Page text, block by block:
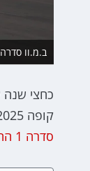
ב.מ.וו סדרה 2 גראן קופה 2025 החדשה.
קופה 2025 החדשה (F74), דור שני לדגם של ב.מ.וו המתחרה מול אודי A3 סדאן, מרצדס CLA ועוד. כמו במקרה של
סדרה 1 החדשה